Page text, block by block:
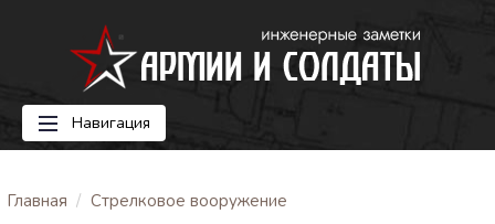
Навигация
Главная
Стрелковое вооружение